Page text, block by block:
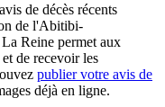
de décès récents
de l'Abitibi-
Reine permet aux
de recevoir les
publier votre avis de
déjà en ligne.